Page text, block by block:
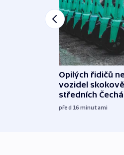
Opilých řidičů
vozidel
středních
před 16 minutami